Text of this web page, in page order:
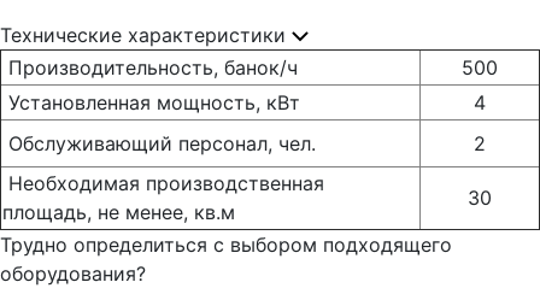
Технические характеристики
Производительность, банок/ч
500
Установленная мощность, кВт
4
Обслуживающий персонал, чел.
2
Необходимая производственная
площадь, не менее, кв.м
30
Трудно определиться с выбором подходящего
оборудования?